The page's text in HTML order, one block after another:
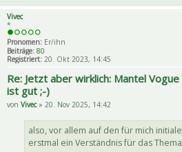
Vivec
*
Pronomen: Er/ihn
Beiträge: 80
Registriert: 20. Okt 2023, 14:45
Re: Jetzt aber wirklich: Mantel
ist gut ;-)
von Vivec» 20. Nov 2025, 14:42
also, vor allem auf den für mich
erstmal ein Verständnis für das